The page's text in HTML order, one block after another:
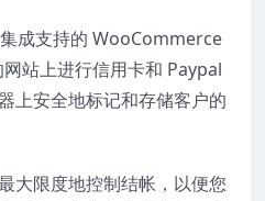
成支持的 WooCommerce
站上进行信用卡和 Paypal
上安全地标记和存储客户的
大限度地控制结帐，以便您